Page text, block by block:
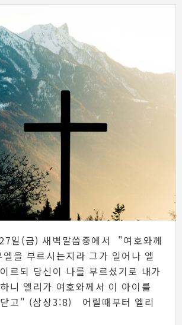
일(금) 새벽말씀중에서 "여호와께
을 부르시는지라 그가 일어나 엘
르되 당신이 나를 부르셨기로 내가
니 엘리가 여호와께서 이 아이를
고" (삼상3:8) 어릴때부터 엘리